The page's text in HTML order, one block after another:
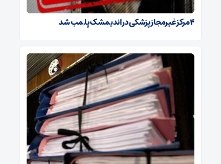
۴ مرکز غیرمجاز پزشکی در اندیمشک پلمب شد